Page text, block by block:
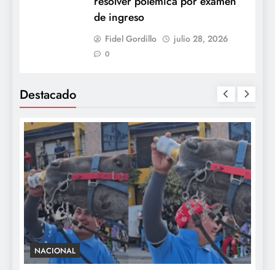
de ingreso
Fidel Gordillo julio 28, 2026
0
Destacado
NACIONAL